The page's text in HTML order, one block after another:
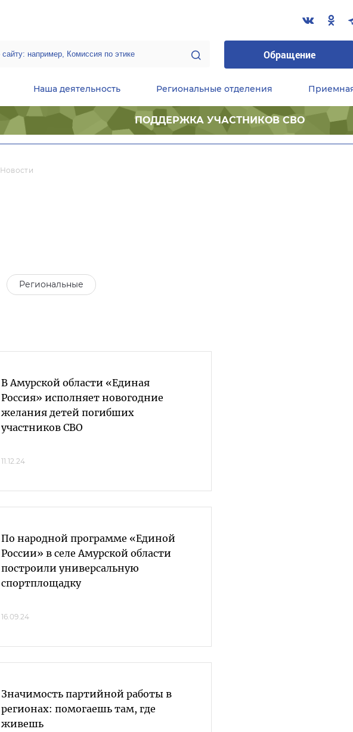
Обращение
Наша деятельность Региональные отделения
ПОДДЕРЖКА УЧАСТНИКОВ СВО
Новости
Региональные
В Амурской области «Единая
Россия» исполняет новогодние
желания детей погибших
участников СВО
11.12.24
По народной программе «Единой
России» в селе Амурской области
построили универсальную
спортплощадку
16.09.24
Значимость партийной работы в
регионах: помогаешь там, где
живешь